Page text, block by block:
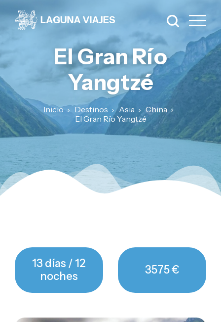
El Gran Río
Yangtzé
Inicio Destinos Asia
China
El Gran Río Yangtzé
13 días / 12
noches
3575 €